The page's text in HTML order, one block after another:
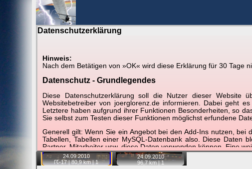
Datenschutzerklärung
Hinweis:
Nach dem Betätigen von »OK« wird diese Erklärung für 30 Tage
Datenschutz - Grundlegendes
Diese Datenschutzerklärung soll die Nutzer dieser Website
Websitebetreiber von joerglorenz.de informieren. Dabei geht
Letztere haben aufgrund ihrer Funktionen Besonderheiten, so
Sie selbst zum Testen dieser Funktionen möglichst erfundene
Generell gilt: Wenn Sie ein Angebot bei den Add-Ins nutzen,
Tabellen, Tabellen einer MySQL-Datenbank also. Diese Daten
Partner, Mitarbeiter usw. diese Daten verwenden können. Eine
Der Websitebetreiber nimmt Ihren Datenschutz sehr ernst und
Gewitter über Berlin: 24.09.2010
Tipp:Auf der Karte beim Einzelfoto können Sie auf ihre
Video entfernt ist. Quelle der Blitzdaten:kachelmannwetter .
📷
24.09.2010
☈-17| 80,9 km |1
📷
24.09. 2010
96,7 km |1